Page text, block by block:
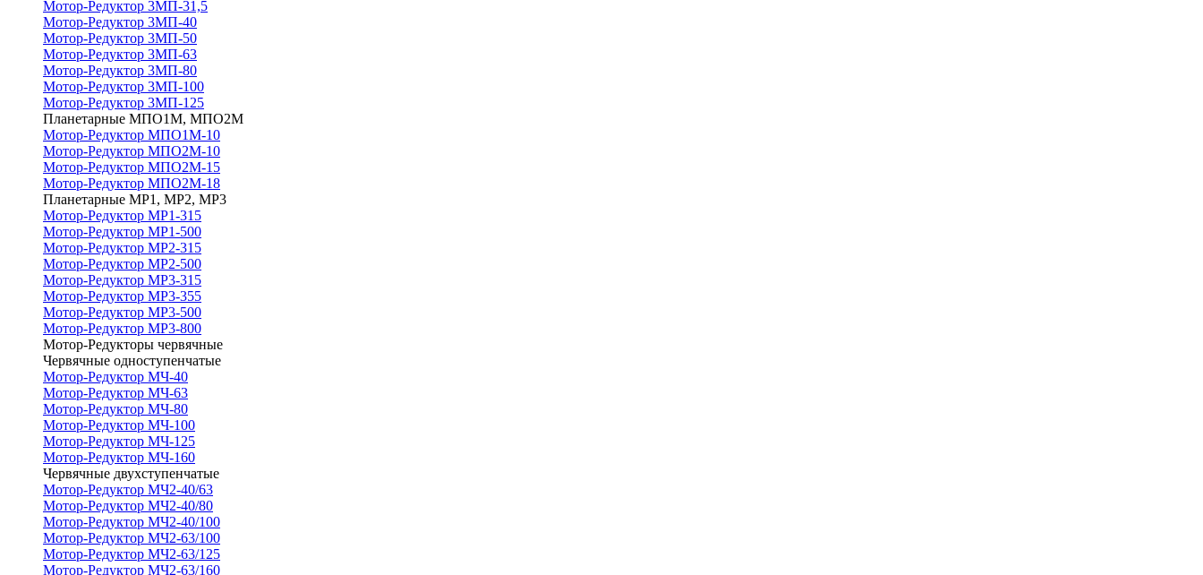
Мотор-Редуктор 3МП-31,5
Мотор-Редуктор 3МП-40
Мотор-Редуктор 3МП-50
Мотор-Редуктор 3МП-63
Мотор-Редуктор 3МП-80
Мотор-Редуктор 3МП-100
Мотор-Редуктор 3МП-125
Планетарные МПО1М, МПО2М
Мотор-Редуктор МПО1М-10
Мотор-Редуктор МПО2М-10
Мотор-Редуктор МПО2М-15
Мотор-Редуктор МПО2М-18
Планетарные МР1, МР2, МР3
Мотор-Редуктор МР1-315
Мотор-Редуктор МР1-500
Мотор-Редуктор МР2-315
Мотор-Редуктор МР2-500
Мотор-Редуктор МР3-315
Мотор-Редуктор МР3-355
Мотор-Редуктор МР3-500
Мотор-Редуктор МР3-800
Мотор-Редукторы червячные
Червячные одноступенчатые
Мотор-Редуктор МЧ-40
Мотор-Редуктор МЧ-63
Мотор-Редуктор МЧ-80
Мотор-Редуктор МЧ-100
Мотор-Редуктор МЧ-125
Мотор-Редуктор МЧ-160
Червячные двухступенчатые
Мотор-Редуктор МЧ2-40/63
Мотор-Редуктор МЧ2-40/80
Мотор-Редуктор МЧ2-40/100
Мотор-Редуктор МЧ2-63/100
Мотор-Редуктор МЧ2-63/125
Мотор-Редуктор МЧ2-63/160